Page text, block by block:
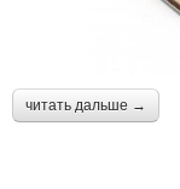
читать дальше →